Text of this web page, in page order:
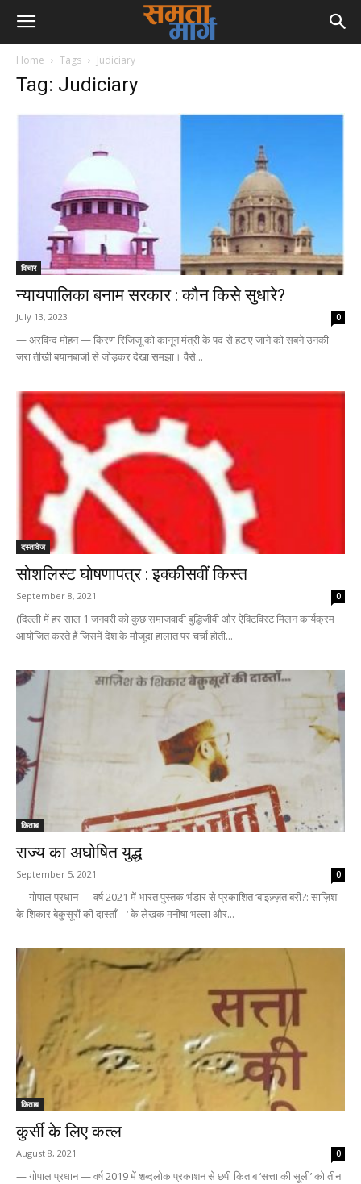
Home Tags Judiciary
Tag: Judiciary
विचार
न्यायपालिका बनाम सरकार : कौन किसे सुधारे?
July 13, 2023 0
— अरविन्द मोहन — किरण रिजिजू को कानून मंत्री के पद से हटाए जाने को सबने उनकी
जरा तीखी बयानबाजी से जोड़कर देखा समझा। वैसे...
दस्तावेज
सोशलिस्ट घोषणापत्र : इक्कीसवीं किस्त
September 8, 2021 0
(दिल्ली में हर साल 1 जनवरी को कुछ समाजवादी बुद्धिजीवी और ऐक्टिविस्ट मिलन कार्यक्रम
आयोजित करते हैं जिसमें देश के मौजूदा हालात पर चर्चा होती...
किताब
राज्य का अघोषित युद्ध
September 5, 2021 0
— गोपाल प्रधान — वर्ष 2021 में भारत पुस्तक भंडार से प्रकाशित ‘बाइज़्ज़त बरी?: साज़िश
के शिकार बेक़ुसूरों की दास्ताँ---‘ के लेखक मनीषा भल्ला और...
किताब
कुर्सी के लिए कत्ल
August 8, 2021 0
— गोपाल प्रधान — वर्ष 2019 में शब्दलोक प्रकाशन से छपी किताब ‘सत्ता की सूली’ को तीन